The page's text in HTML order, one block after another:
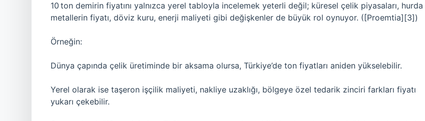
10 ton demirin fiyatını yalnızca yerel tabloyla incelemek yeterli değil; küresel çelik piyasaları, hurda
metallerin fiyatı, döviz kuru, enerji maliyeti gibi değişkenler de büyük rol oynuyor. ([Proemtia][3])
Örneğin:
Dünya çapında çelik üretiminde bir aksama olursa, Türkiye’de ton fiyatları aniden yükselebilir.
Yerel olarak ise taşeron işçilik maliyeti, nakliye uzaklığı, bölgeye özel tedarik zinciri farkları fiyatı
yukarı çekebilir.